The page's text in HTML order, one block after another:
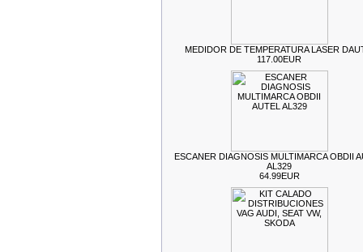
MEDIDOR DE TEMPERATURA LASER
117.00EUR
ESCANER DIAGNOSIS MULTIMARCA OBDII
AL329
64.99EUR